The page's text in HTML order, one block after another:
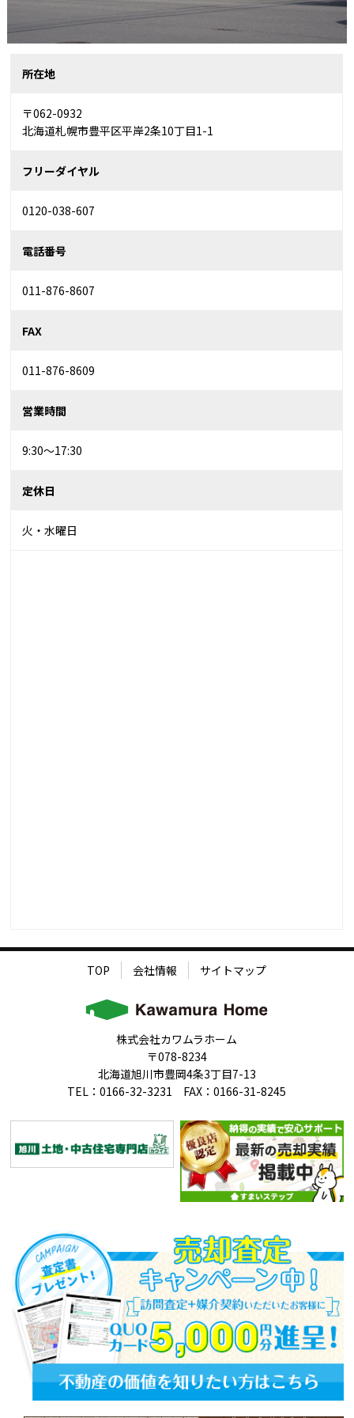
所在地
〒062-0932
北海道札幌市豊平区平岸2条10丁目1-1
フリーダイヤル
0120-038-607
電話番号
011-876-8607
FAX
011-876-8609
営業時間
9:30～17:30
定休日
火・水曜日
TOP 会社情報 サイトマップ
株式会社カワムラホーム
〒078-8234
北海道旭川市豊岡4条3丁目7-13
TEL：0166-32-3231 FAX：0166-31-8245